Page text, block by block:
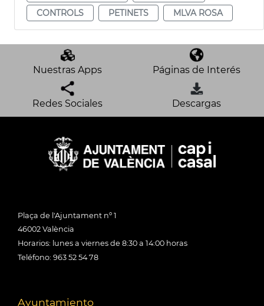
CONTROLS
PETINETS MLVA ROSA
Nuestras Apps Páginas de Interés
Redes Sociales Descargas
Plaça de l'Ajuntament nº 1
46002 València
Horarios: lunes a viernes de 8:30 a 14:00 horas
Teléfono: 963 52 54 78
Ayuntamiento